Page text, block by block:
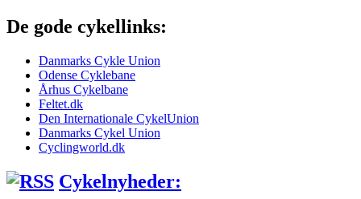
De gode cykellinks:
Danmarks Cykle Union
Odense Cyklebane
Århus Cykelbane
Feltet.dk
Den Internationale CykelUnion
Danmarks Cykel Union
Cyclingworld.dk
Cykelnyheder: